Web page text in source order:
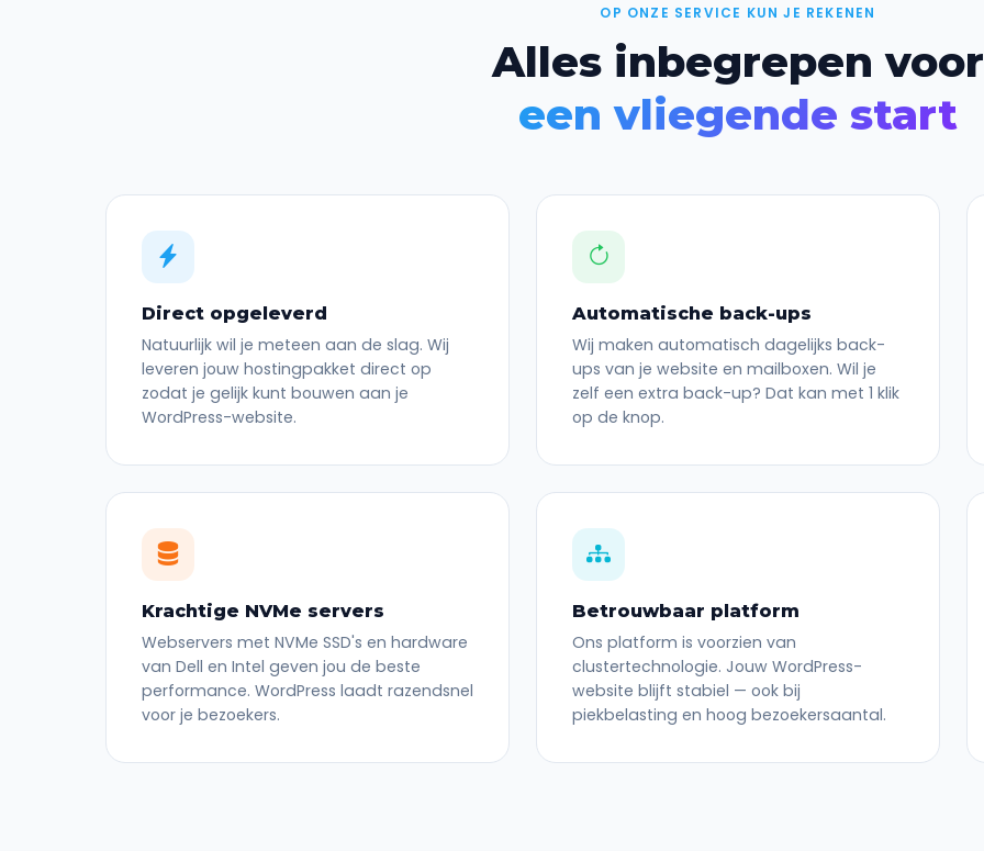
OP ONZE SERVICE KUN JE REKENEN
Alles inbegrepen voor
een vliegende start
Direct opgeleverd
Natuurlijk wil je meteen aan de slag. Wij
leveren jouw hostingpakket direct op
zodat je gelijk kunt bouwen aan je
WordPress-website.
Automatische back-ups
Wij maken automatisch dagelijks back-
ups van je website en mailboxen. Wil je
zelf een extra back-up? Dat kan met 1 klik
op de knop.
Krachtige NVMe servers
Webservers met NVMe SSD's en hardware
van Dell en Intel geven jou de beste
performance. WordPress laadt razendsnel
voor je bezoekers.
Betrouwbaar platform
Ons platform is voorzien van
clustertechnologie. Jouw WordPress-
website blijft stabiel — ook bij
piekbelasting en hoog bezoekersaantal.